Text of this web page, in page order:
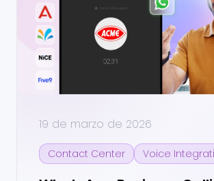
19 de marzo de 2026
Contact Center Voice